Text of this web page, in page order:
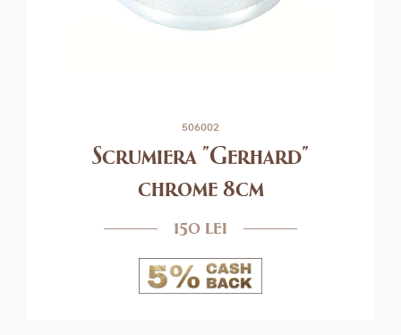
506002
Scrumiera "Gerhard"
chrome 8cm
150 lei